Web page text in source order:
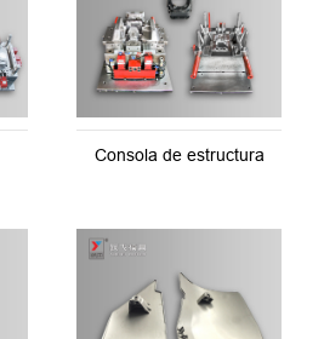
Consola de estructura